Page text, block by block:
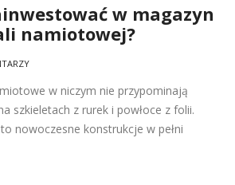
w magazyn
namiotowej?
w niczym nie przypominają
szkieletach z rurek i powłoce z folii.
nowoczesne konstrukcje w pełni